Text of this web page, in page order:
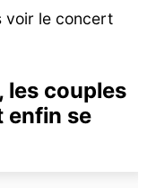
voir le concert
les couples
enfin se